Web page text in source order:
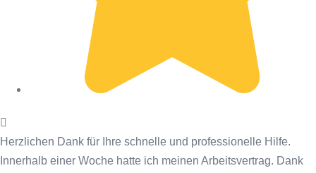
Herzlichen Dank für Ihre schnelle und professionelle Hilfe.
Innerhalb einer Woche hatte ich meinen Arbeitsvertrag. Dank